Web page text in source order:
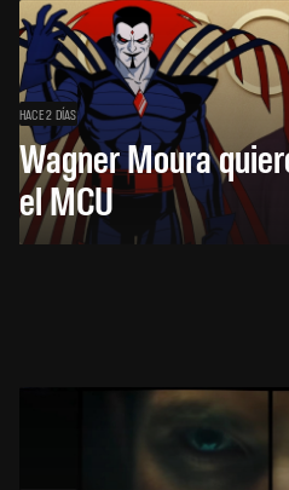
HACE 2 DÍAS
Wagner Moura
el MCU